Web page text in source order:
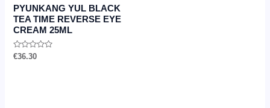
PYUNKANG YUL BLACK
TEA TIME REVERSE EYE
CREAM 25ML
Novērtēts
€36.30